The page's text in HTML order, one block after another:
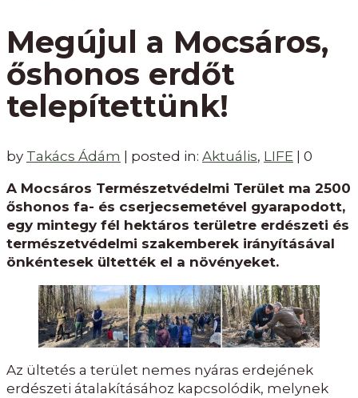
Megújul a Mocsáros,
őshonos erdőt
telepítettünk!
by Takács Ádám posted in: Aktuális, LIFE
0
A Mocsáros Természetvédelmi Terület ma 2500
őshonos fa- és cserjecsemetével gyarapodott,
egy mintegy fél hektáros területre erdészeti és
természetvédelmi szakemberek irányításával
önkéntesek ültették el a növényeket.
Az ültetés a terület nemes nyáras erdejének
erdészeti átalakításához kapcsolódik, melynek